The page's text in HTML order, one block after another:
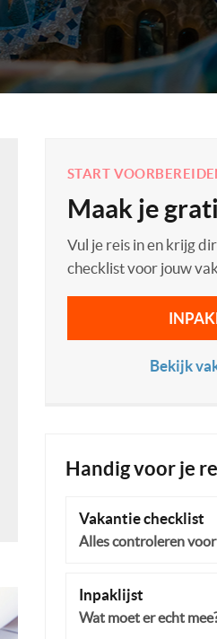
START
Maak je
Vul je reis in en krijg
checklist voor jouw
Bekijk
Handig voor je
Vakantie checklist
Alles controleren
Inpaklijst
Wat moet er echt